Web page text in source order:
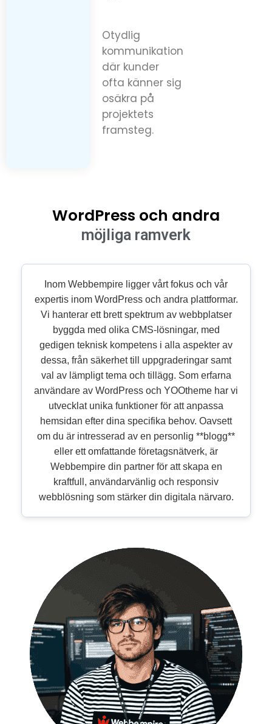
Otydlig
kommunikation
där kunder
ofta känner sig
osäkra på
projektets
framsteg.
WordPress och andra
möjliga ramverk
Inom Webbempire ligger vårt fokus och vår
expertis inom WordPress och andra plattformar.
Vi hanterar ett brett spektrum av webbplatser
byggda med olika CMS-lösningar, med
gedigen teknisk kompetens i alla aspekter av
dessa, från säkerhet till uppgraderingar samt
val av lämpligt tema och tillägg. Som erfarna
användare av WordPress och YOOtheme har vi
utvecklat unika funktioner för att anpassa
hemsidan efter dina specifika behov. Oavsett
om du är intresserad av en personlig **blogg**
eller ett omfattande företagsnätverk, är
Webbempire din partner för att skapa en
kraftfull, användarvänlig och responsiv
webblösning som stärker din digitala närvaro.